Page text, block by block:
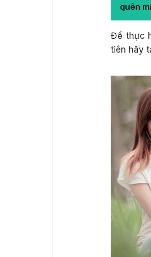
quên
Để thực
tiên hãy